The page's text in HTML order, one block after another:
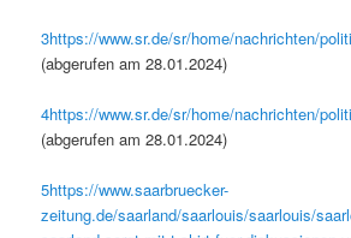
3https://www.sr.de/sr/home/nachrichten/
(abgerufen am 28.01.2024)
4https://www.sr.de/sr/home/nachrichten/
(abgerufen am 28.01.2024)
5https://www.saarbruecker-
zeitung.de/saarland/saarlouis/saarlouis/